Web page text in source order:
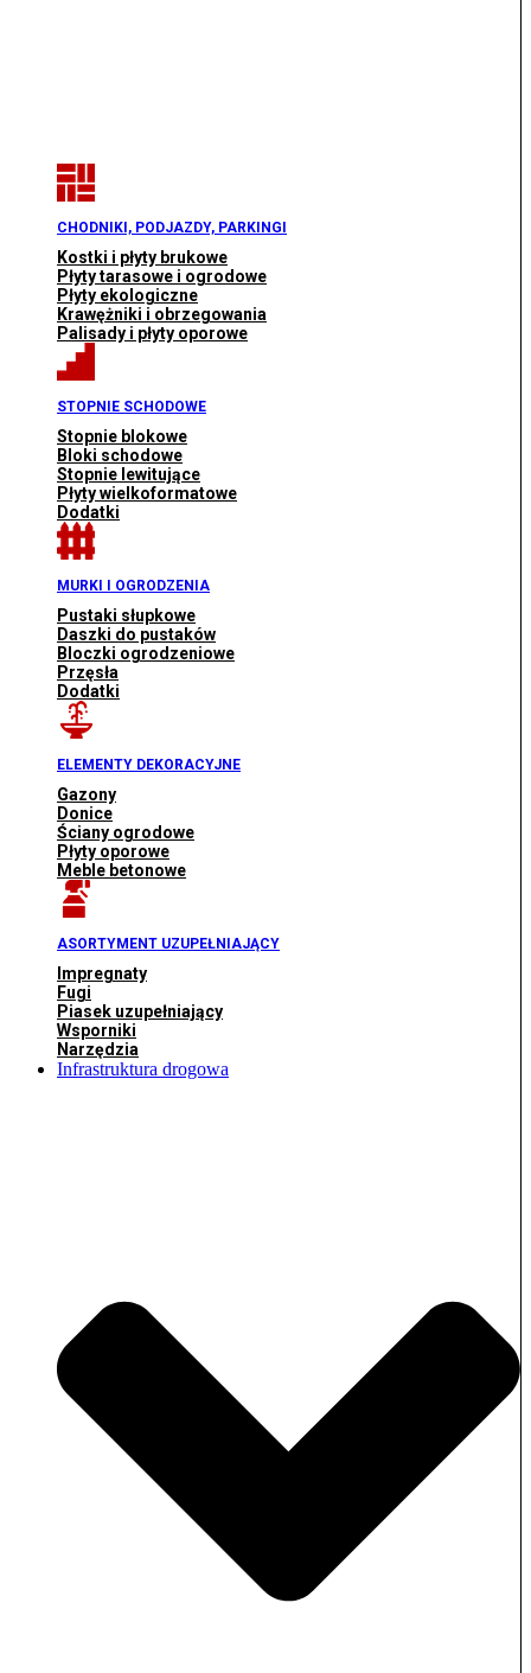
CHODNIKI, PODJAZDY, PARKINGI
Kostki i płyty brukowe
Płyty tarasowe i ogrodowe
Płyty ekologiczne
Krawężniki i obrzegowania
Palisady i płyty oporowe
STOPNIE SCHODOWE
Stopnie blokowe
Bloki schodowe
Stopnie lewitujące
Płyty wielkoformatowe
Dodatki
MURKI I OGRODZENIA
Pustaki słupkowe
Daszki do pustaków
Bloczki ogrodzeniowe
Przęsła
Dodatki
ELEMENTY DEKORACYJNE
Gazony
Donice
Ściany ogrodowe
Płyty oporowe
Meble betonowe
ASORTYMENT UZUPEŁNIAJĄCY
Impregnaty
Fugi
Piasek uzupełniający
Wsporniki
Narzędzia
Infrastruktura drogowa